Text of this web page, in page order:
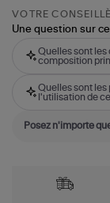
VOTRE
Une question sur
Quelles sont les
composition
Quelles sont les
l'utilisation de